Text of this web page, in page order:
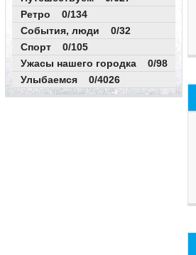
Ретро 0/134
События, люди 0/32
Спорт 0/105
Ужасы нашего городка 0/98
Улыбаемся 0/4026